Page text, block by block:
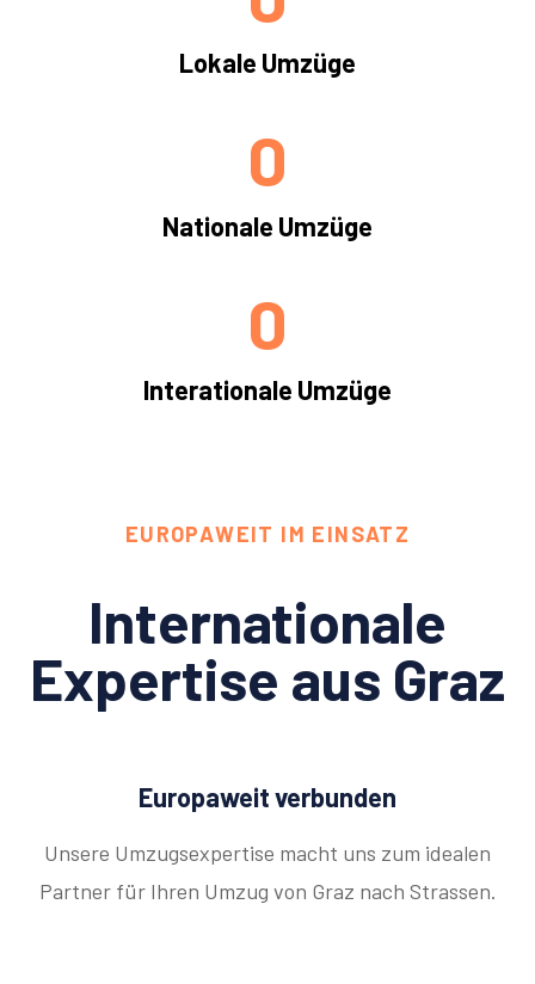
Lokale Umzüge
Nationale Umzüge
0
Interationale Umzüge
0
EUROPAWEIT IM EINSATZ
Internationale
Expertise aus Graz
Europaweit verbunden
Unsere Umzugsexpertise macht uns zum idealen
Partner für Ihren Umzug von Graz nach Strassen.